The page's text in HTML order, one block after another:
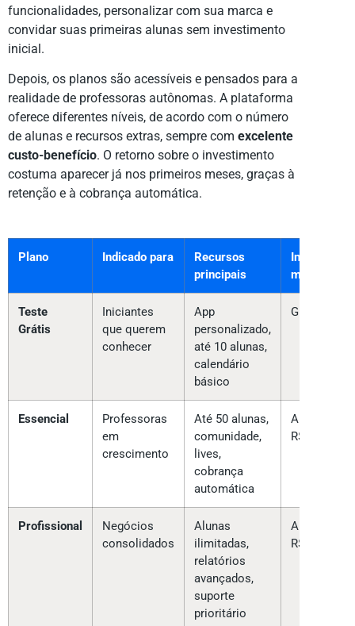
funcionalidades, personalizar com sua marca e
convidar suas primeiras alunas sem investimento
inicial.
Depois, os planos são acessíveis e pensados para a
realidade de professoras autônomas. A plataforma
oferece diferentes níveis, de acordo com o número
de alunas e recursos extras, sempre com excelente
custo-benefício. O retorno sobre o investimento
costuma aparecer já nos primeiros meses, graças à
retenção e à cobrança automática.
Plano Indicado para
Recursos
principais
mensal*
Teste
Grátis
Iniciantes
que querem
conhecer
App
personalizado,
até 10 alunas,
calendário
básico
Grátis
Essencial
Professoras
em
crescimento
Até 50 alunas,
comunidade,
lives,
cobrança
automática
A partir de
R$ 97/mês
Profissional
Negócios
consolidados
Alunas
ilimitadas,
relatórios
avançados,
suporte
prioritário
A partir de
R$ 197/mês